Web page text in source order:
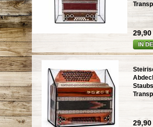
29,90
IN
29,90